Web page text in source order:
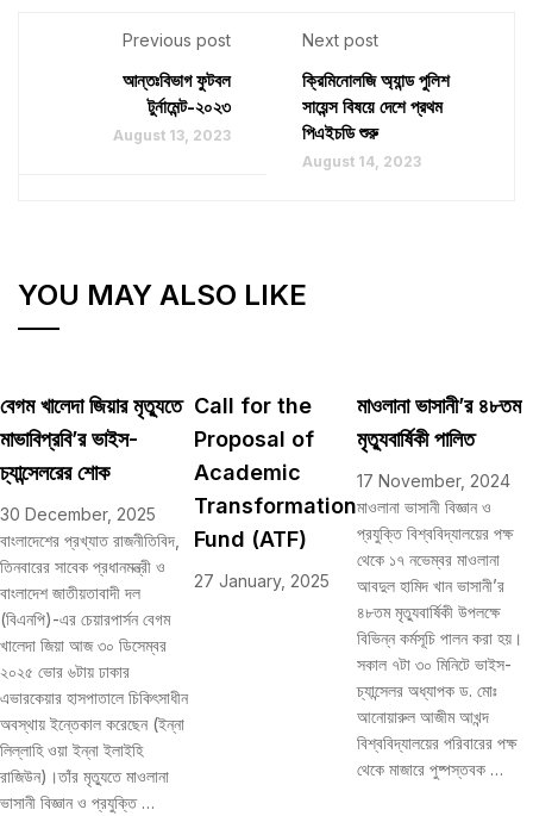
Previous post
আন্তঃবিভাগ ফুটবল
টুর্নামেন্ট-২০২৩
August 13, 2023
Next post
ক্রিমিনোলজি অ্যান্ড পুলিশ
সায়েন্স বিষয়ে দেশে প্রথম
পিএইচডি শুরু
August 14, 2023
YOU MAY ALSO LIKE
বেগম খালেদা জিয়ার মৃত্যুতে
মাভাবিপ্রবি’র ভাইস-
চ্যান্সেলরের শোক
30 December, 2025
বাংলাদেশের প্রখ্যাত রাজনীতিবিদ,
তিনবারের সাবেক প্রধানমন্ত্রী ও
বাংলাদেশ জাতীয়তাবাদী দল
(বিএনপি)-এর চেয়ারপার্সন বেগম
খালেদা জিয়া আজ ৩০ ডিসেম্বর
২০২৫ ভোর ৬টায় ঢাকার
এভারকেয়ার হাসপাতালে চিকিৎসাধীন
অবস্থায় ইন্তেকাল করেছেন (ইন্না
লিল্লাহি ওয়া ইন্না ইলাইহি
রাজিউন)।তাঁর মৃত্যুতে মাওলানা
ভাসানী বিজ্ঞান ও প্রযুক্তি …
Call for the
Proposal of
Academic
Transformation
Fund (ATF)
27 January, 2025
মাওলানা ভাসানী’র ৪৮তম
মৃত্যুবার্ষিকী পালিত
17 November, 2024
মাওলানা ভাসানী বিজ্ঞান ও
প্রযুক্তি বিশ্ববিদ্যালয়ের পক্ষ
থেকে ১৭ নভেম্বর মাওলানা
আবদুল হামিদ খান ভাসানী’র
৪৮তম মৃত্যুবার্ষিকী উপলক্ষে
বিভিন্ন কর্মসূচি পালন করা হয়।
সকাল ৭টা ৩০ মিনিটে ভাইস-
চ্যান্সেলর অধ্যাপক ড. মোঃ
আনোয়ারুল আজীম আখন্দ
বিশ্ববিদ্যালয়ের পরিবারের পক্ষ
থেকে মাজারে পুষ্পস্তবক …